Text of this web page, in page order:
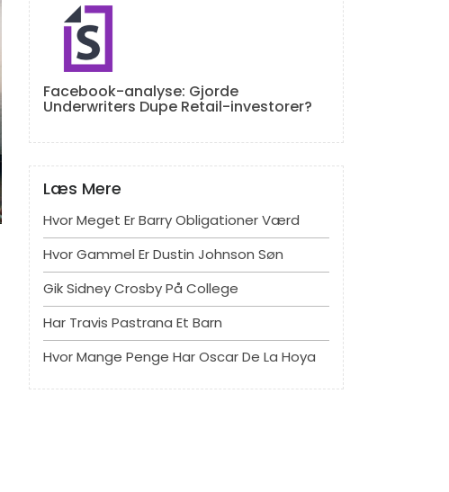
Facebook-analyse: Gjorde
Underwriters Dupe Retail-investorer?
Læs Mere
Hvor Meget Er Barry Obligationer Værd
Hvor Gammel Er Dustin Johnson Søn
Gik Sidney Crosby På College
Har Travis Pastrana Et Barn
Hvor Mange Penge Har Oscar De La Hoya